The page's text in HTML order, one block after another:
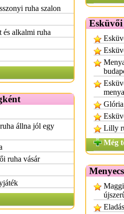
ruha szalon
és alkalmi ruha
állna jól egy
ruha vásár
Esküvői
Lilly
Még